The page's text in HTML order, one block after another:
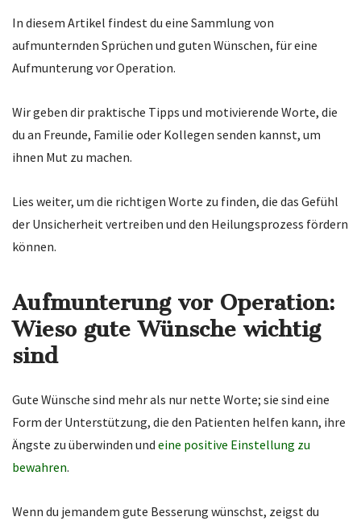
In diesem Artikel findest du eine Sammlung von
aufmunternden Sprüchen und guten Wünschen, für eine
Aufmunterung vor Operation.
Wir geben dir praktische Tipps und motivierende Worte, die
du an Freunde, Familie oder Kollegen senden kannst, um
ihnen Mut zu machen.
Lies weiter, um die richtigen Worte zu finden, die das Gefühl
der Unsicherheit vertreiben und den Heilungsprozess fördern
können.
Aufmunterung vor Operation:
Wieso gute Wünsche wichtig
sind
Gute Wünsche sind mehr als nur nette Worte; sie sind eine
Form der Unterstützung, die den Patienten helfen kann, ihre
Ängste zu überwinden und eine positive Einstellung zu
bewahren.
Wenn du jemandem gute Besserung wünschst, zeigst du